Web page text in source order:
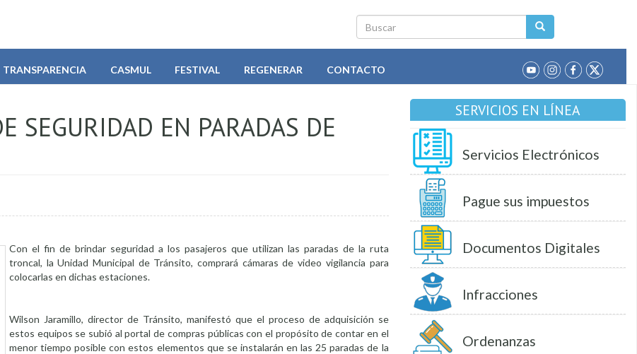
Buscar
TRANSPARENCIA CASMUL FESTIVAL REGENERAR CONTACTO
SEGURIDAD EN PARADAS DE
Con el fin de brindar seguridad a los pasajeros que utilizan las paradas de la ruta
troncal, la Unidad Municipal de Tránsito, comprará cámaras de video vigilancia para
colocarlas en dichas estaciones.
Wilson Jaramillo, director de Tránsito, manifestó que el proceso de adquisición se
estos equipos se subió al portal de compras públicas con el propósito de contar en el
menor tiempo posible con estos elementos que se instalarán en las 25 paradas de la
SERVICIOS EN LÍNEA
Servicios Electrónicos
Pague sus impuestos
Documentos Digitales
Infracciones
Ordenanzas